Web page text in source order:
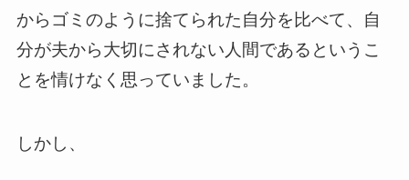
からゴミのように捨てられた自分を比べて、自
分が夫から大切にされない人間であるというこ
とを情けなく思っていました。
しかし、